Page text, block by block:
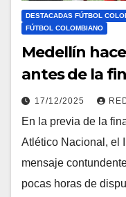
DESTACADAS FÚTBOL
FÚTBOL COLOMBIANO
Medellín
antes de la
17/12/2025
En la previa de la
Atlético Nacional, el
mensaje
pocas horas de